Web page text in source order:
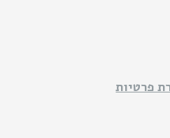
פרטיות